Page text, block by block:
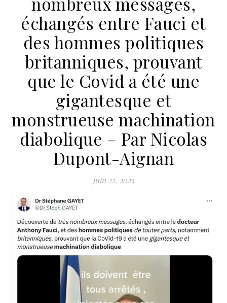
échangés entre Fauci et
des hommes politiques
britanniques, prouvant
que le Covid a été une
gigantesque et
monstrueuse machination
diabolique – Par Nicolas
Dupont-Aignan
juin 22, 2023